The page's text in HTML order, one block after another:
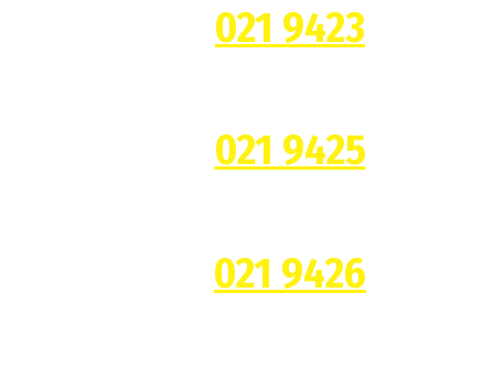
021 9423
021 9425
021 9426